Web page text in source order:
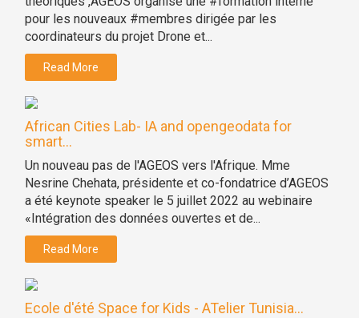
pour les nouveaux #membres dirigée par les
coordinateurs du projet Drone et...
Read More
African Cities Lab- IA and opengeodata for
smart...
Un nouveau pas de l'AGEOS vers l'Afrique. Mme
Nesrine Chehata, présidente et co-fondatrice d’AGEOS
a été keynote speaker le 5 juillet 2022 au webinaire
«Intégration des données ouvertes et de...
Read More
Ecole d'été Space for Kids - ATelier Tunisia...